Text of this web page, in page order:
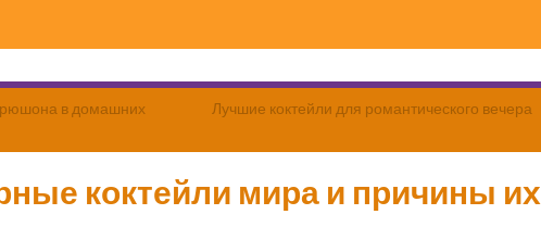
в домашних
Лучшие коктейли для романтического вечера
коктейли мира и причины их